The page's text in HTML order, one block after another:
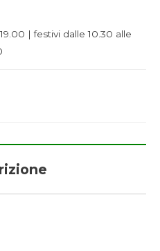
| festivi dalle 10.30 alle